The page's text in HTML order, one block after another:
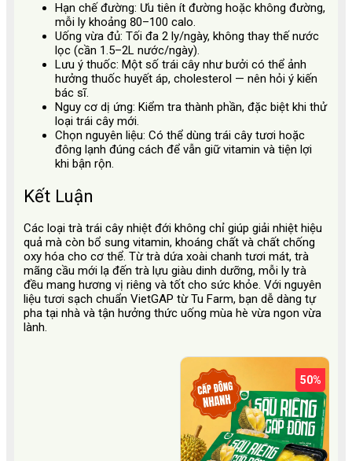
Hạn chế đường: Ưu tiên ít đường hoặc không đường,
mỗi ly khoảng 80–100 calo.
Uống vừa đủ: Tối đa 2 ly/ngày, không thay thế nước
lọc (cần 1.5–2L nước/ngày).
Lưu ý thuốc: Một số trái cây như bưởi có thể ảnh
hưởng thuốc huyết áp, cholesterol — nên hỏi ý kiến
bác sĩ.
Nguy cơ dị ứng: Kiểm tra thành phần, đặc biệt khi thử
loại trái cây mới.
Chọn nguyên liệu: Có thể dùng trái cây tươi hoặc
đông lạnh đúng cách để vẫn giữ vitamin và tiện lợi
khi bận rộn.
Kết Luận
Các loại trà trái cây nhiệt đới không chỉ giúp giải nhiệt hiệu
quả mà còn bổ sung vitamin, khoáng chất và chất chống
oxy hóa cho cơ thể. Từ trà dứa xoài chanh tươi mát, trà
mãng cầu mới lạ đến trà lựu giàu dinh dưỡng, mỗi ly trà
đều mang hương vị riêng và tốt cho sức khỏe. Với nguyên
liệu tươi sạch chuẩn VietGAP từ Tu Farm, bạn dễ dàng tự
pha tại nhà và tận hưởng thức uống mùa hè vừa ngon vừa
lành.
50%